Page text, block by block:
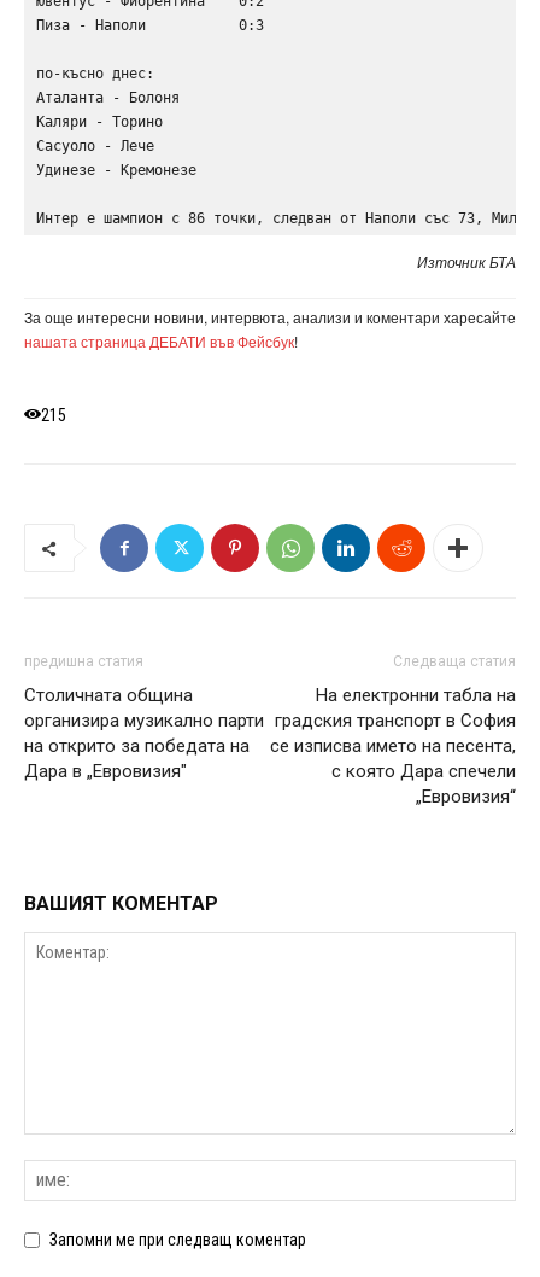
Пиза - Наполи           0:3
по-късно днес:
Аталанта - Болоня
Каляри - Торино
Сасуоло - Лече
Удинезе - Кремонезе
Интер е шампион с 86 точки, следван от Наполи със 73,
Източник БТА
За още интересни новини, интервюта, анализи и коментари харесайте
нашата страница ДЕБАТИ във Фейсбук!
215
предишна статия
Столичната община
организира музикално парти
на открито за победата на
Дара в „Евровизия"
Следваща статия
На електронни табла на
градския транспорт в София
се изписва името на песента,
с която Дара спечели
„Евровизия“
ВАШИЯТ КОМЕНТАР
Запомни ме при следващ коментар